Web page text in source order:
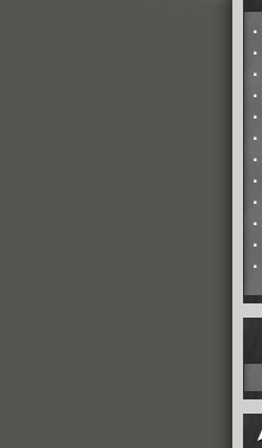
·
·
·
·
·
·
·
·
·
·
·
·